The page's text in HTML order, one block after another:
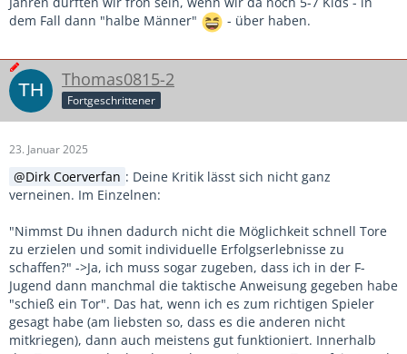
dem Fall dann "halbe Männer"
- über haben.
Thomas0815-2
Fortgeschrittener
23. Januar 2025
Dirk Coerverfan : Deine Kritik lässt sich nicht ganz
verneinen. Im Einzelnen:
"Nimmst Du ihnen dadurch nicht die Möglichkeit schnell Tore
zu erzielen und somit individuelle Erfolgserlebnisse zu
schaffen?" ->Ja, ich muss sogar zugeben, dass ich in der F-
Jugend dann manchmal die taktische Anweisung gegeben habe
"schieß ein Tor". Das hat, wenn ich es zum richtigen Spieler
gesagt habe (am liebsten so, dass es die anderen nicht
mitkriegen), dann auch meistens gut funktioniert. Innerhalb